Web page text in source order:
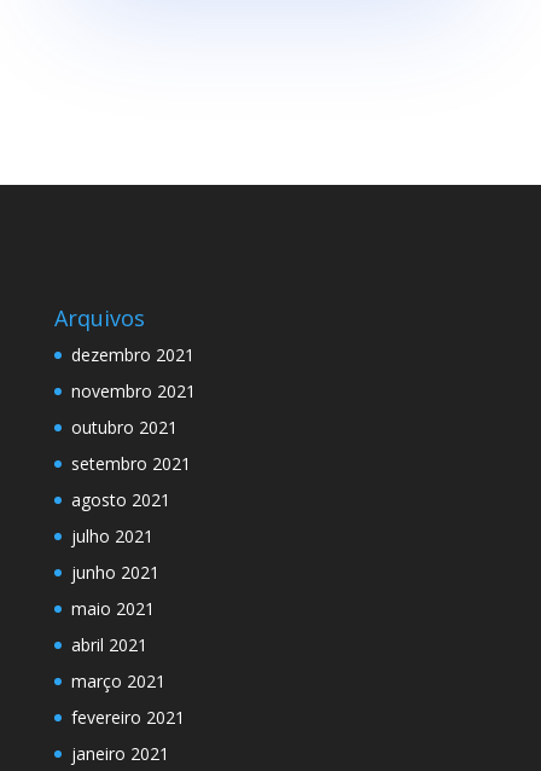
Arquivos
dezembro 2021
novembro 2021
outubro 2021
setembro 2021
agosto 2021
julho 2021
junho 2021
maio 2021
abril 2021
março 2021
fevereiro 2021
janeiro 2021